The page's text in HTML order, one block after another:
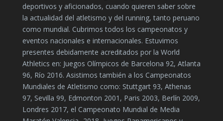
deportivos y aficionados, cuando quieren saber sobre
la actualidad del atletismo y del running, tanto peruano
como mundial. Cubrimos todos los campeonatos y
eventos nacionales e internacionales. Estuvimos
presentes debidamente acreditados por la World
Athletics en: Juegos Olímpicos de Barcelona 92, Atlanta
96, Río 2016. Asistimos también a los Campeonatos
Mundiales de Atletismo como: Stuttgart 93, Athenas
97, Sevilla 99, Edmonton 2001, Paris 2003, Berlín 2009,
Londres 2017, el Campeonato Mundial de Media